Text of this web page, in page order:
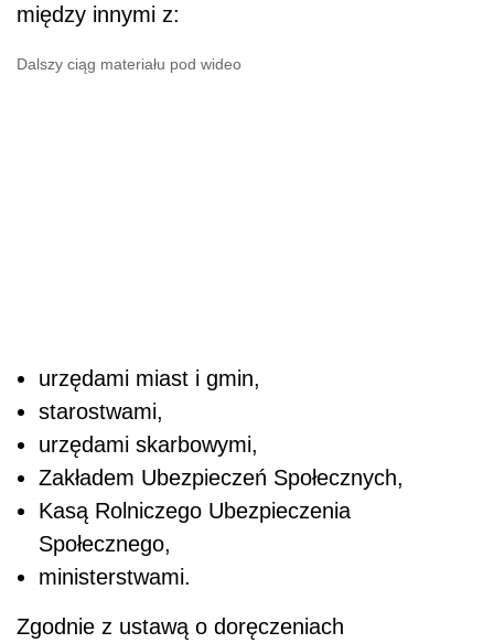
między innymi z:
Dalszy ciąg materiału pod wideo
urzędami miast i gmin,
starostwami,
urzędami skarbowymi,
Zakładem Ubezpieczeń Społecznych,
Kasą Rolniczego Ubezpieczenia
Społecznego,
ministerstwami.
Zgodnie z ustawą o doręczeniach